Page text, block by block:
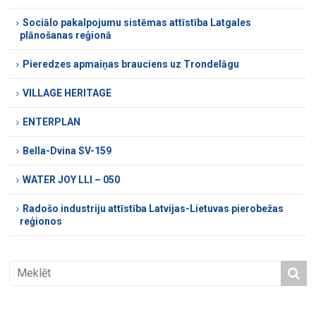
Sociālo pakalpojumu sistēmas attīstība Latgales
plānošanas reģionā
Pieredzes apmaiņas brauciens uz Trondelāgu
VILLAGE HERITAGE
ENTERPLAN
Bella-Dvina SV-159
WATER JOY LLI – 050
Radošo industriju attīstība Latvijas-Lietuvas pierobežas
reģionos